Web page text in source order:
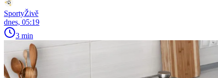
SportyŽivě
dnes, 05:19
3 min